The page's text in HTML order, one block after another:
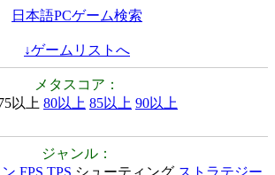
日本語PCゲーム検索
↓ゲームリストへ
メタスコア：
以上 80以上 85以上 90以上
ジャンル：
FPS TPS シューティング ストラテジー